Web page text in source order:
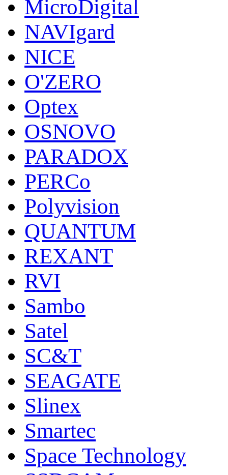
MicroDigital
NAVIgard
NICE
O'ZERO
Optex
OSNOVO
PARADOX
PERCo
Polyvision
QUANTUM
REXANT
RVI
Sambo
Satel
SC&T
SEAGATE
Slinex
Smartec
Space Technology